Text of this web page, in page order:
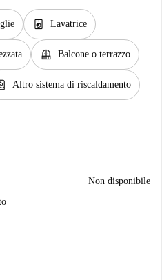
local_laundry_service Lavatrice
balcony Balcone o terrazzo
Altro sistema di riscaldamento
Non disponibile